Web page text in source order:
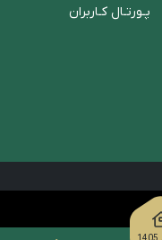
پـورتـال کـاربران